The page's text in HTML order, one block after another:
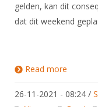
gelden, kan dit
dat dit weekend
Read more
26-11-2021 - 08:24 /